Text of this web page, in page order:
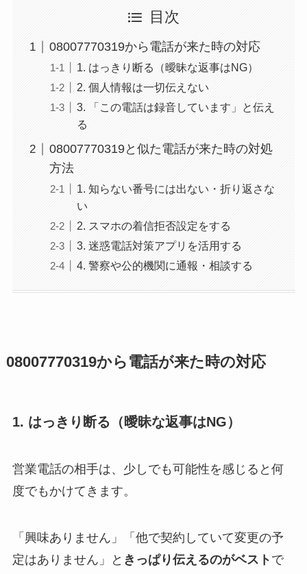
目次
08007770319から電話が来た時の対応
1. はっきり断る（曖昧な返事はNG）
2. 個人情報は一切伝えない
3. 「この電話は録音しています」と伝え
る
08007770319と似た電話が来た時の対処
方法
1. 知らない番号には出ない・折り返さな
い
2. スマホの着信拒否設定をする
3. 迷惑電話対策アプリを活用する
4. 警察や公的機関に通報・相談する
08007770319から電話が来た時の対応
1. はっきり断る（曖昧な返事はNG）
営業電話の相手は、少しでも可能性を感じると何
度でもかけてきます。
「興味ありません」「他で契約していて変更の予
定はありません」と きっぱり伝えるのがベスト で